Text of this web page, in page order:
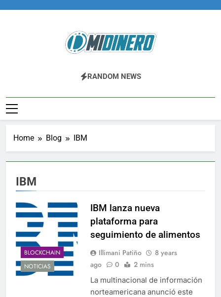
Midinero.co
Fintech, Criptomonedas
RANDOM NEWS
Home Blog IBM
IBM
BLOCKCHAIN
NOTICIAS
IBM lanza nueva
plataforma para
seguimiento de alimentos
Illimani Patiño
8 years
ago
0 2 mins
La multinacional de información
norteamericana anunció este